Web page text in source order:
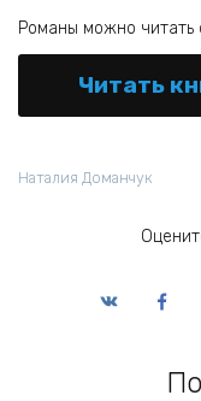
Романы можно читать
Читать
Наталия Доманчук